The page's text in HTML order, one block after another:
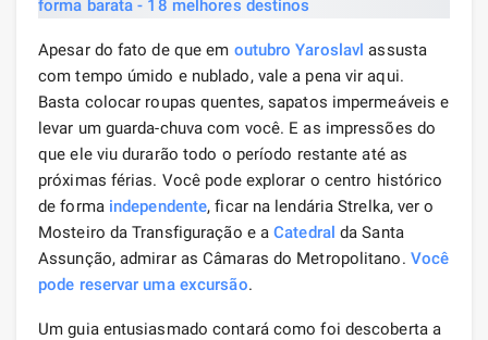
Apesar do fato de que em outubro Yaroslavl assusta
com tempo úmido e nublado, vale a pena vir aqui.
Basta colocar roupas quentes, sapatos impermeáveis ​​e
levar um guarda-chuva com você. E as impressões do
que ele viu durarão todo o período restante até as
próximas férias. Você pode explorar o centro histórico
de forma independente, ficar na lendária Strelka, ver o
Mosteiro da Transfiguração e aCatedral da Santa
Assunção, admirar as Câmaras do Metropolitano. Você
pode reservar uma excursão.
Um guia entusiasmado contará como foi descoberta a